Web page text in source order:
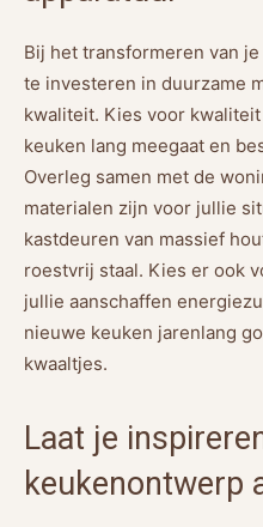
Bij het transformeren van
te investeren in duurzame
kwaliteit. Kies voor
keuken lang meegaat en
Overleg samen met de
materialen zijn voor jullie
kastdeuren van massief
roestvrij staal. Kies er ook
jullie aanschaffen
nieuwe keuken jarenlang
kwaaltjes.
Laat je
keukenontwerp